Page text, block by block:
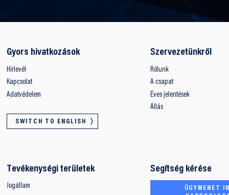
Gyors hivatkozások
Hírlevél
Kapcsolat
Adatvédelem
SWITCH TO ENGLISH
Szervezetünkről
Rólunk
A csapat
Éves jelentések
Állás
Tevékenységi területek
Jogállam
Segítség kérése
ÜGYMENET